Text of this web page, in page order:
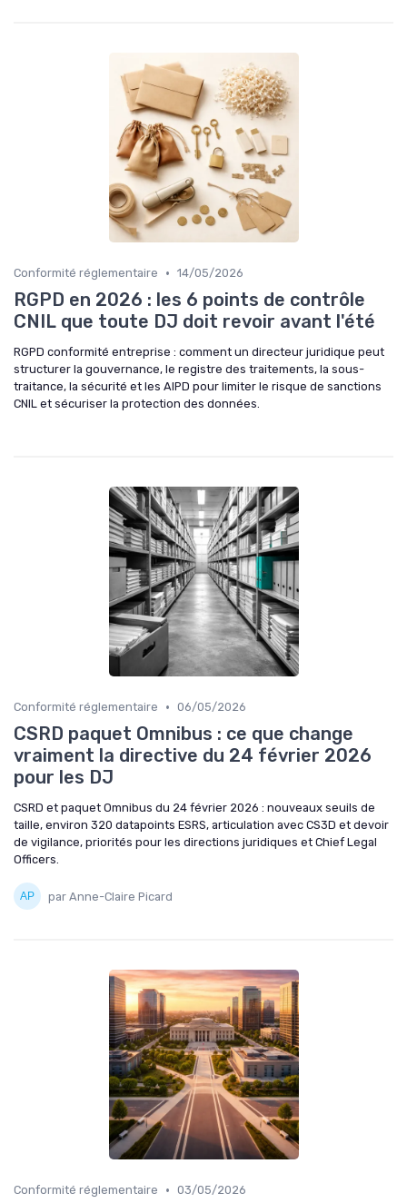
Conformité réglementaire • 14/05/2026
RGPD en 2026 : les 6 points de contrôle
CNIL que toute DJ doit revoir avant l'été
RGPD conformité entreprise : comment un directeur juridique peut
structurer la gouvernance, le registre des traitements, la sous-
traitance, la sécurité et les AIPD pour limiter le risque de sanctions
CNIL et sécuriser la protection des données.
Conformité réglementaire • 06/05/2026
CSRD paquet Omnibus : ce que change
vraiment la directive du 24 février 2026
pour les DJ
CSRD et paquet Omnibus du 24 février 2026 : nouveaux seuils de
taille, environ 320 datapoints ESRS, articulation avec CS3D et devoir
de vigilance, priorités pour les directions juridiques et Chief Legal
Officers.
par Anne-Claire Picard
Conformité réglementaire • 03/05/2026